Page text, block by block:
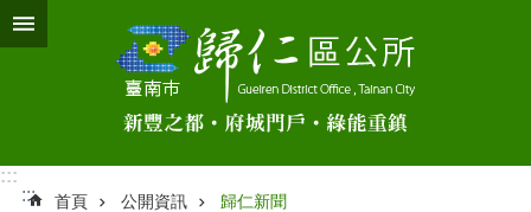
跳到主要內容區塊
:::
:::
首頁 公開資訊 歸仁新聞